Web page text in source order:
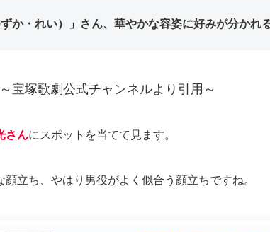
か・れい）」さん、華やかな容姿に好みが分かれ
～宝塚歌劇公式チャンネルより引用～
さんにスポットを当てて見ます。
立ち、やはり男役がよく似合う顔立ちですね。